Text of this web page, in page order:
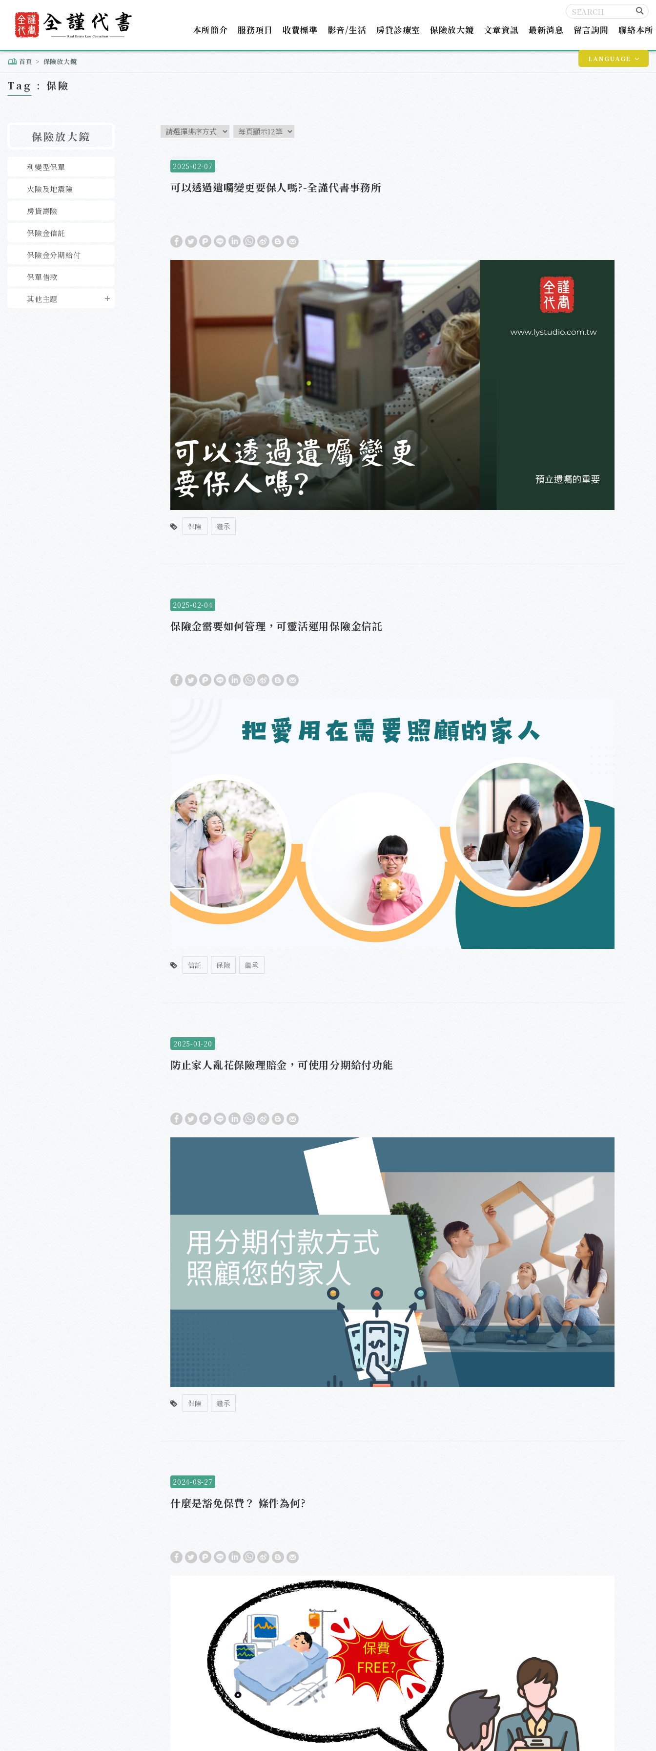
LANGUAGE
本所簡介 服務項目 收費標準 影音/生活 房貸診療室 保險放大鏡 文章資訊 最新消息 留言詢問 聯絡本所
首頁 保險放大鏡
Tag : 保險
保險放大鏡
利變型保單
火險及地震險
房貸壽險
保險金信託
保險金分期給付
保單借款
其他主題
2025-02-07
可以透過遺囑變更要保人嗎?-全謹代書事務所
保險 繼承
2025-02-04
保險金需要如何管理，可靈活運用保險金信託
信託 保險 繼承
2025-01-20
防止家人亂花保險理賠金，可使用分期給付功能
保險 繼承
2024-08-27
什麼是豁免保費？ 條件為何?